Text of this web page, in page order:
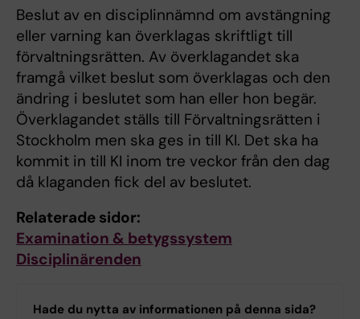
Beslut av en disciplinnämnd om avstängning
eller varning kan överklagas skriftligt till
förvaltningsrätten. Av överklagandet ska
framgå vilket beslut som överklagas och den
ändring i beslutet som han eller hon begär.
Överklagandet ställs till Förvaltningsrätten i
Stockholm men ska ges in till KI. Det ska ha
kommit in till KI inom tre veckor från den dag
då klaganden fick del av beslutet.
Relaterade sidor:
Examination & betygssystem
Disciplinärenden
Hade du nytta av informationen på denna sida?